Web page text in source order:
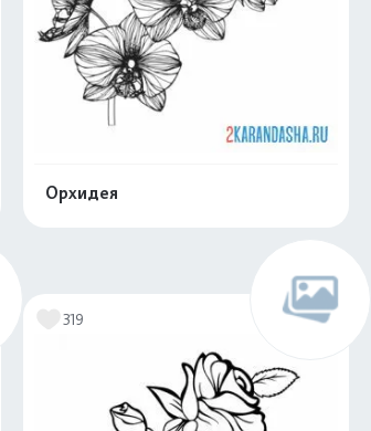
Орхидея
319